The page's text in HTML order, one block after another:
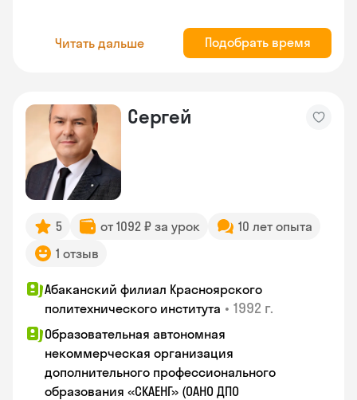
Читать дальше Подобрать время
Сергей
5 от 1092 ₽ за урок
10 лет опыта
1 отзыв
Абаканский филиал Красноярского
политехнического института • 1992 г.
Образовательная автономная
некоммерческая организация
дополнительного профессионального
образования «СКАЕНГ» (ОАНО ДПО